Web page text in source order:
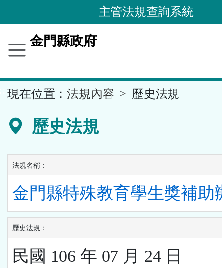
到
要
容
區
主管法規查詢系統
金門縣政府
現在位置： 法規內容 歷史法規
歷史法規
法規名稱：
金門縣特殊教育學生獎補助
歷史法規：
民國 106 年 07 月 24 日